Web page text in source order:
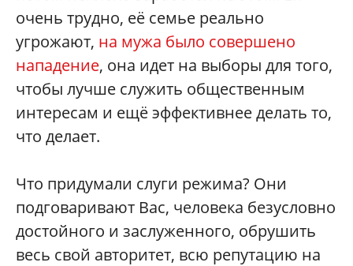
очень трудно, её семье реально
угрожают, на мужа было совершено
нападение, она идет на выборы для того,
чтобы лучше служить общественным
интересам и ещё эффективнее делать то,
что делает.
Что придумали слуги режима? Они
подговаривают Вас, человека безусловно
достойного и заслуженного, обрушить
весь свой авторитет, всю репутацию на